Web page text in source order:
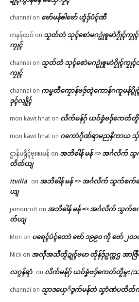
channai on ဗော်မန်ၜါဗော် ဟွံဒှ်ပံၚ်ဏီ
ကနန်ထဝ် on သၟတ်တံ သုၚ်စောဲမဂဥုဲၜူမာဲဂၠိုၚ်ကၠု
ကၠုၚ်
channai on သၟတ်တံ သုၚ်စောဲမဂဥုဲၜူမာဲဂၠိုၚ်ကၠုၚ်
ကၠုၚ်
channai on ကမ္မတဳကၠောန်ဗဒှ်တ္ၚဲကောန်ဂကူမန်ပွို
ဒုၚ်လျိုၚ်
mon kawt hnat on လိက်မန်ဂှ် ယဝ်ခၞံဗဒှ်ကေတ်တၟိမ္
mon kawt hnat on ဂကောံဂိုဏ်ရာမညနိကာယ သှ်
ဌာန်ပရိုၚ်ဗၠးၜးမန် on အဘိဓါန် မန် => အၚ်္ဂလိက်
တိတ်ယျ
itvilla on အဘိဓါန် မန် => အၚ်္ဂလိက် သွက်စက်
ယျ
jamonrott on အဘိဓါန် မန် => အၚ်္ဂလိက် သွက်စ
တ်ယျ
Mon on ပရေၚ်ပံၚ်တောဲ ဗော် ၁၉၉၀ ကဵု ဗော် ၂
Nick on အလဵုအသဳတၟိဍုၚ်ဗမာ တိုန်ဒှ်ဥက္ကဌ အာဇြဳယ
လဂ္ဂန်ရာံ on လိက်မန်ဂှ် ယဝ်ခၞံဗဒှ်ကေတ်တၟိမ္ဂး (
channai on သၟာဒယှေ်ဒွက်မန်တံ သၞာံဏံပတိတ်